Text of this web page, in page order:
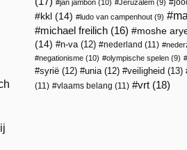
jan jambon (10) Jeruzalem (9)
kkl (14) ludo van campenhout (9)
michael freilich (16)
moshe
(14)
n-va(12) nederland (11)
negationisme (10) olympische spelen (9)
syrië (12) unia(12) veiligheid (13)
(11)
vlaams belang (11) vrt (18)